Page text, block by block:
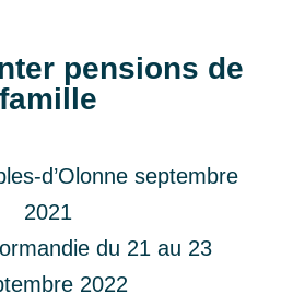
pensions de
famille
d’Olonne septembre
2021
du 21 au 23
2022